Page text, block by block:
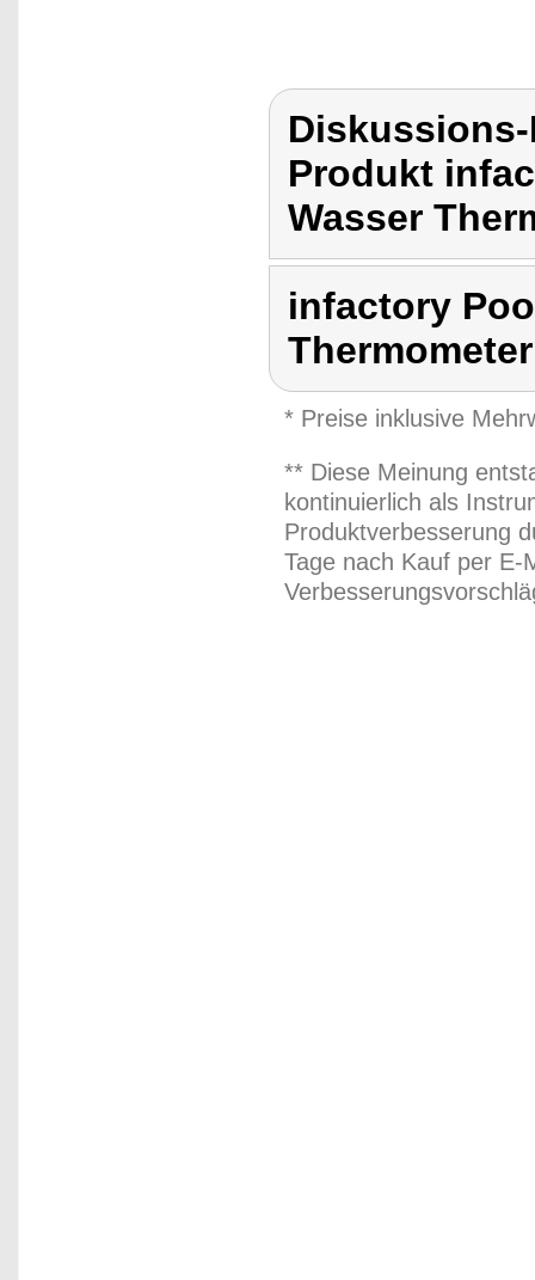
Produkt
Wasser
infactory
* Preise inklusive
** Diese Meinung
kontinuierlich als
Produktverbesserung
Tage nach Kauf per E-